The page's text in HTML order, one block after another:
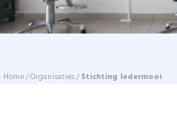
Over ons
Home/Organisaties/Stichting Iedermooi